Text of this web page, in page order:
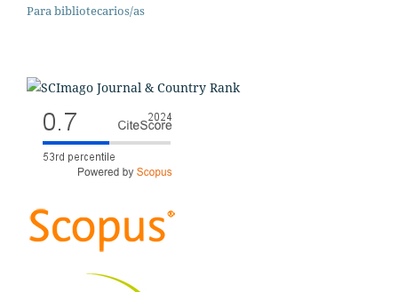
Para bibliotecarios/as